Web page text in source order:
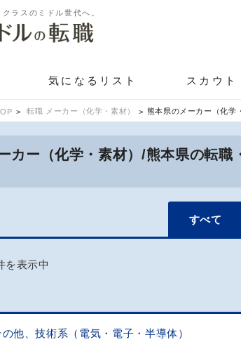
ラスのミドル世代へ。
気になるリスト スカウト
転職 メーカー（化学・素材） 熊本県のメーカー（化学
カー（化学・素材）/熊本県の転職
すべて
を表示中
の他、技術系（電気・電子・半導体）